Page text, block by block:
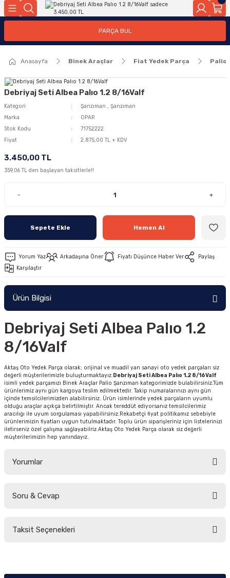
Geri Dön
Geri Dön
PARÇA BUL
Anasayfa Binek Araçlar Fiat Yedek Parça Palio
Debriyaj Seti Albea Palıo 1.2 8/16Valf
Kategori Şanzıman , Şanzıman
Marka
OPAR
Stok Kodu
71752222
Fiyat
2.875,00 TL + KDV
3.450,00 TL
359,06 TL den başlayan taksitlerle!!
- +
Sepete Ekle Hemen Al
Yorum Yaz Arkadaşına Öner Fiyatı Düşünce Haber Ver
Paylaş
Karşılaştır
Ürün Bilgisi
Debriyaj Seti Albea Palıo 1.2
8/16Valf
Aktaş Oto Yedek Parça olarak; orijinal ve muadil yan sanayi oto yedek parçaları siz
değerli müşterilerimizle buluşturmaktayız.Debriyaj Seti Albea Palıo 1.2 8/16Valf
isimli yedek parçamızı Binek Araçlar Palio Şanzıman kategorimizde bulabilirsiniz.Tüm
ürünlerimiz aynı gün kargoya teslim edilmektedir. Takip numaralarınızı aynı gün
içinde temsilcilerimizden alabilirsiniz. Ürün isimlerinde yedek parçaların uyumlu
olduğu araçlar açıkça belirtilmiştir. Ancak tereddüt ediyorsanız temsilcilerimiz
aracılığı ile uyum sorgulaması yapabilirsiniz.Rekabetçi fiyat politikamız sebebiyle
ürünlerimizin fiyatları uygun tutulmaktadır. Toplu ürün siparişleriniz için listelerinizi
iletirseniz özel çalışma sağlayabilriz.Aktaş Oto Yedek Parça olarak siz değerli
müşterilerimizin hep yanındayız.
Yorumlar
Soru & Cevap
Taksit Seçenekleri